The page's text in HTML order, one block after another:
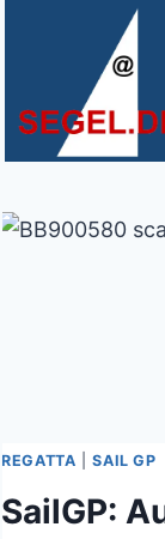
springen
REGATTA |SAIL GP
SailGP: